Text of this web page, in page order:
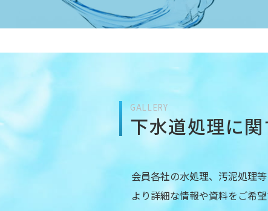
GALLERY
下水道処理に
会員各社の水処理、汚泥処理
より詳細な情報や資料をご希